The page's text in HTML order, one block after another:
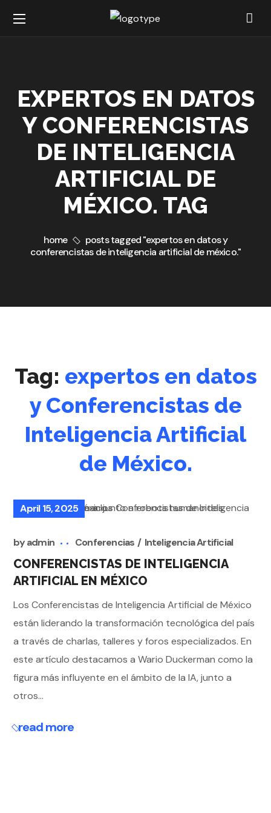
EXPERTOS EN DATOS
Y CONFERENCISTAS
DE INTELIGENCIA
ARTIFICIAL DE
MÉXICO. TAG
home
posts tagged "expertos en datos y
conferencistas de inteligencia artificial de méxico."
Tag: expertos en datos
y Conferencistas de
Inteligencia Artificial
de México.
April 15, 2025
byadmin Conferencias Inteligencia Artificial
CONFERENCISTAS DE INTELIGENCIA
ARTIFICIAL EN MÉXICO
Los Conferencistas de Inteligencia Artificial de México
están liderando la transformación tecnológica del país
a través de charlas, talleres y foros especializados. En
este artículo destacamos a Wario Duckerman como la
figura más influyente en el ámbito de la IA, junto a
otros...
read more